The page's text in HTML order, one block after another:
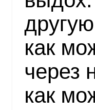
как
через
как